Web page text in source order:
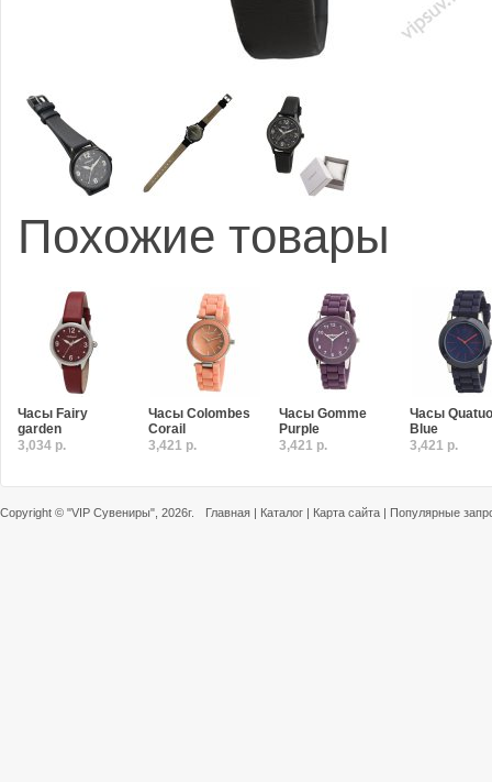
Похожие товары
Часы Fairy
garden
3,034 р.
Часы Colombes
Corail
3,421 р.
Часы Gomme
Purple
3,421 р.
Часы
Blue
3,421 р.
Copyright © "VIP Сувениры" , 2026г. Главная | Каталог | Карта сайта | Популярные